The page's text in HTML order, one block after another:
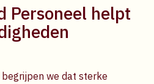
Personeel helpt
we dat sterke